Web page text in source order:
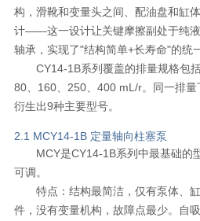
构，滑靴和变量头之间、配油盘和缸
计——这一设计让关键摩擦副处于纯
轴承，实现了"结构简单+长寿命"的统一
CY14-1B系列覆盖的排量规格包
80、160、250、400 mL/r。同一排量
衍生出9种主要型号。
2.1 MCY14-1B 定量轴向柱塞泵
MCY是CY14-1B系列中最基础的
可调。
特点：结构最简洁，仅有泵体、
件，没有变量机构，故障点最少。自